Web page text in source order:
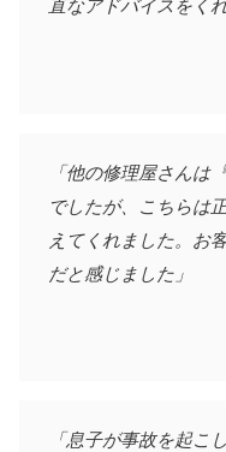
直なアドバイスをく
「他の修理屋さんは
でしたが、こちらは
えてくれました。お
だと感じました」
「息子が事故を起こ